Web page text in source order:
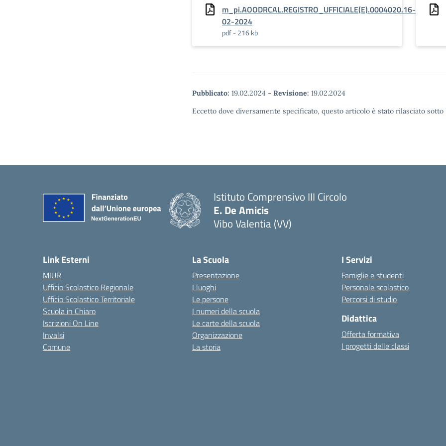
m_pi.AOODRCAL.REGISTRO_UFFICIALE(E).0004020.16-
02-2024
pdf - 216 kb
Pubblicato: 19.02.2024 - Revisione: 19.02.2024
Eccetto dove diversamente specificato, questo articolo è stato rilasciato
Istituto Comprensivo III Circolo
E. De Amicis
Vibo Valentia (VV)
Link Esterni
MIUR
Ufficio Scolastico Regionale
Ufficio Scolastico Territoriale
Scuola in Chiaro
Iscrizioni On Line
Invalsi
Comune
La Scuola
Presentazione
I luoghi
Le persone
I numeri della scuola
Le carte della scuola
Organizzazione
La storia
I Servizi
Famiglie e studenti
Personale scolastico
Percorsi di studio
Didattica
Offerta formativa
I progetti delle classi